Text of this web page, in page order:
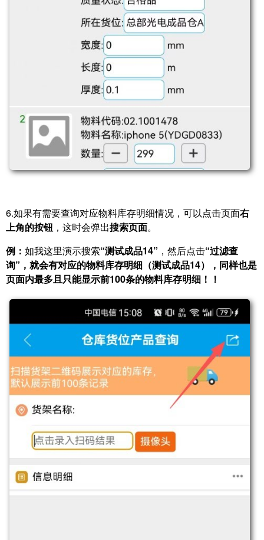
6.如果有需要查询对应物料库存明细情况，可以点击页面右
上角的按钮 ，这时会弹出搜索页面。
例： 如我这里演示搜索“测试成品14” ，然后点击“过滤查
询”，就会有对应的物料库存明细（测试成品14），同样也是
页面内最多且只能显示前100条的物料库存明细！！